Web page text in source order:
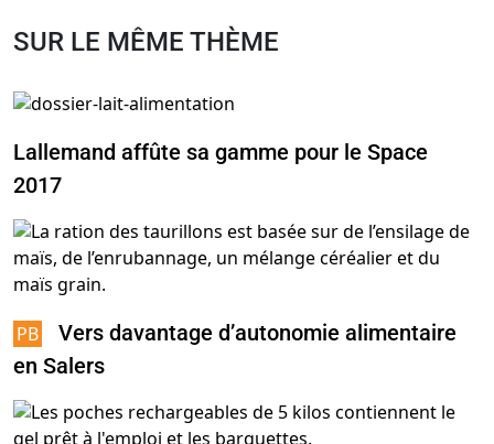
SUR LE MÊME THÈME
Lallemand affûte sa gamme pour le Space
2017
Vers davantage d’autonomie alimentaire
en Salers